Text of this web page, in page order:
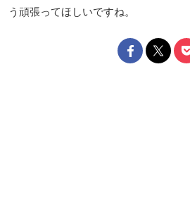
う頑張ってほしいですね。